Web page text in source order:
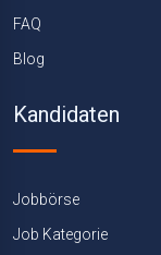
FAQ
Blog
Kandidaten
Jobbörse
Job Kategorie